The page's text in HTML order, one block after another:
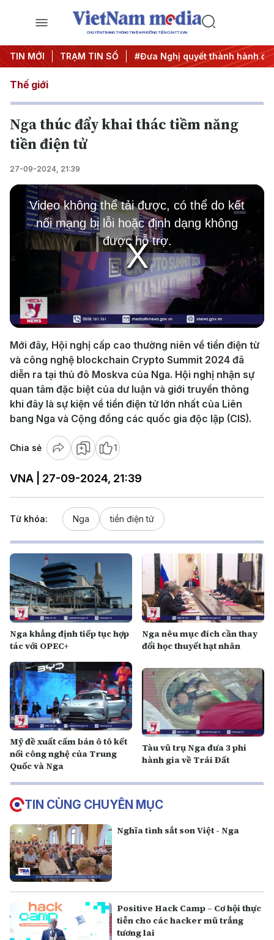
CHUYÊN TRANG THÔNG TIN ĐA PHƯƠNG TIỆN CỦA TTXVN
TIN MỚI TRẠM TIN SỐ
ương 3 #APEC 2027 #Đưa Nghị quyết thành hành
Thế giới
Nga thúc đẩy khai thác tiềm năng
tiền điện tử
27-09-2024, 21:39
Play
Video
This
modal
window.
Video không thể tải được, có thể do kết
nối mạng bị lỗi hoặc định dạng không
được hỗ trợ.
Mới đây, Hội nghị cấp cao thường niên về tiền điện từ
và công nghệ blockchain Crypto Summit 2024 đã
diễn ra tại thủ đô Moskva của Nga. Hội nghị nhận sự
quan tâm đặc biệt của dư luận và giới truyền thông
khi đây là sự kiện về tiền điện tử lớn nhất của Liên
bang Nga và Cộng đồng các quốc gia độc lập (CIS).
Chia sẻ 1
VNA | 27-09-2024, 21:39
Từ khóa: Nga tiền điện tử
Nga khẳng định tiếp tục hợp
tác với OPEC+
Nga nêu mục đích cần thay
đổi học thuyết hạt nhân
Mỹ đề xuất cấm bán ô tô kết
nối công nghệ của Trung
Quốc và Nga
Tàu vũ trụ Nga đưa 3 phi
hành gia về Trái Đất
TIN CÙNG CHUYÊN MỤC
Nghĩa tình sắt son Việt - Nga
Positive Hack Camp – Cơ hội thực
tiễn cho các hacker mũ trắng
tương lai